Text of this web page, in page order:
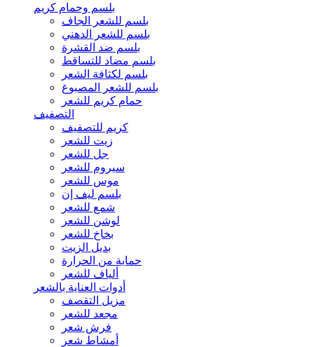
بلسم وحمام كريم
بلسم للشعر الجاف
بلسم للشعر الدهني
بلسم ضد القشرة
بلسم مضاد للتساقط
بلسم لكثافة الشعر
بلسم للشعر المصبوغ
حمام كريم للشعر
التصفيف
كريم للتصفيف
زيت للشعر
جل للشعر
سيروم للشعر
موس للشعر
بلسم ليف إن
شمع للشعر
لوشن للشعر
بخاخ للشعر
بديل الزيت
حماية من الحرارة
ألياف للشعر
أدوات العناية بالشعر
مزيل التقصف
مجعد للشعر
فرش شعر
أمشاط شعر